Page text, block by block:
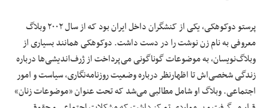
پرستو دوکوهکی، یکی از کنشگران داخل ایران بود که از سال ۲۰۰۲ وبلاگ
معروفی به نام زن نوشت را در دست داشت. دوکوهکی همانند بسیاری از
وبلاگ‌نویسان، به موضوعات گوناگونی می‌پرداخت از ژرف‌اندیشی‌ها درباره
زندگی شخصی‌اش تا اظهارنظر درباره وضعیت روزنامه‌نگاری، سیاست و امور
اجتماعی. وبلاگ او شامل مطالبی می‌شد که تحت عنوان «موضوعات زنان»